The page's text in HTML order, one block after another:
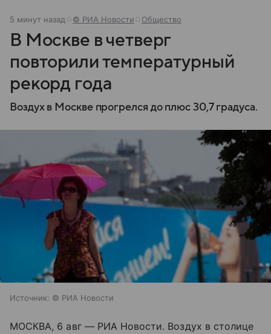
5 минут назад © РИА Новости Общество
В Москве в четверг
повторили температурный
рекорд года
Воздух в Москве прогрелся до плюс 30,7 градуса.
Источник: © РИА Новости
МОСКВА, 6 авг — РИА Новости. Воздух в столице